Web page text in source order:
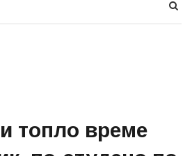
топло време